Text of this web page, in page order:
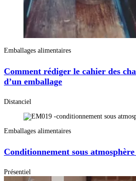
Emballages alimentaires
Comment rédiger le cahier des
d’un emballage
Distanciel
Emballages alimentaires
Conditionnement sous
Présentiel